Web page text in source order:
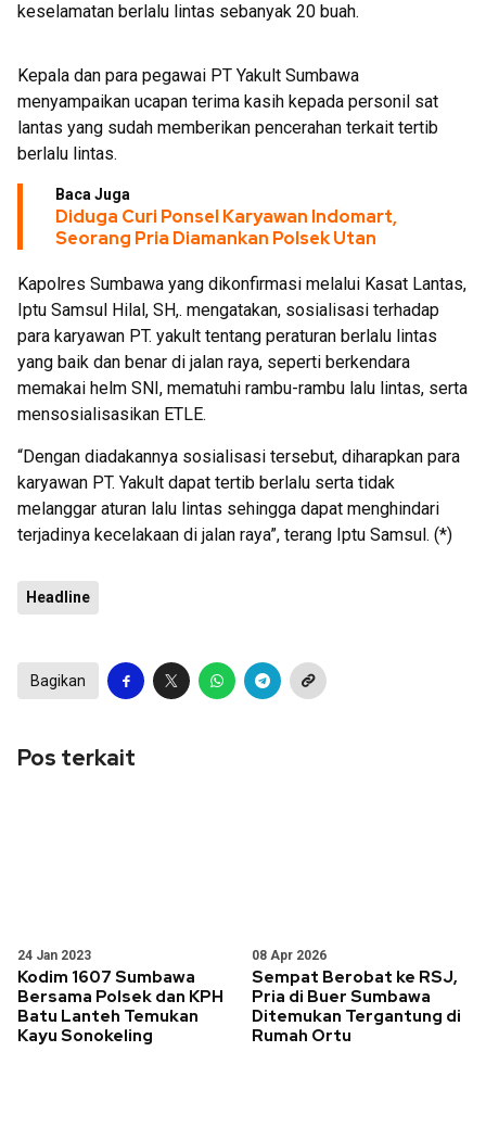
keselamatan berlalu lintas sebanyak 20 buah.
Kepala dan para pegawai PT Yakult Sumbawa
menyampaikan ucapan terima kasih kepada personil sat
lantas yang sudah memberikan pencerahan terkait tertib
berlalu lintas.
Baca Juga
Diduga Curi Ponsel Karyawan Indomart,
Seorang Pria Diamankan Polsek Utan
Kapolres Sumbawa yang dikonfirmasi melalui Kasat Lantas,
Iptu Samsul Hilal, SH,. mengatakan, sosialisasi terhadap
para karyawan PT. yakult tentang peraturan berlalu lintas
yang baik dan benar di jalan raya, seperti berkendara
memakai helm SNI, mematuhi rambu-rambu lalu lintas, serta
mensosialisasikan ETLE.
“Dengan diadakannya sosialisasi tersebut, diharapkan para
karyawan PT. Yakult dapat tertib berlalu serta tidak
melanggar aturan lalu lintas sehingga dapat menghindari
terjadinya kecelakaan di jalan raya”, terang Iptu Samsul. (*)
Headline
Bagikan
Pos terkait
24 Jan 2023
Kodim 1607 Sumbawa
Bersama Polsek dan KPH
Batu Lanteh Temukan
Kayu Sonokeling
08 Apr 2026
Sempat Berobat ke RSJ,
Pria di Buer Sumbawa
Ditemukan Tergantung di
Rumah Ortu